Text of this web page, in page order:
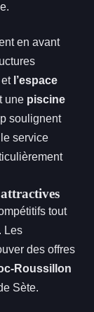
en avant
et l’espace
une piscine
soulignent
service
tout
Les
des offres
Roussillon
Sète.